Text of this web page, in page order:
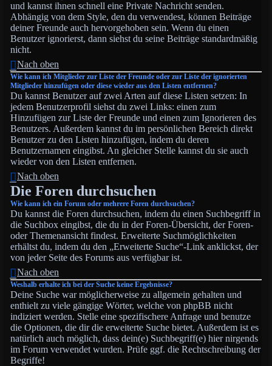
und kannst ihnen schnell eine Private Nachricht senden.
Abhängig von dem Style, den du verwendest, können Beiträge
deiner Freunde auch hervorgehoben sein. Wenn du einen
Benutzer ignorierst, dann siehst du seine Beiträge standardmäßig
nicht.
Nach oben
Wie kann ich Mitglieder zur Liste der Freunde oder zur Liste der ignorierten
Mitglieder hinzufügen oder diese wieder aus den Listen entfernen?
Du kannst Benutzer auf zwei Arten auf diese Listen setzen: In
jedem Benutzerprofil siehst du zwei Links: einen zum
Hinzufügen zur Liste der Freunde und einen zum Ignorieren des
Benutzers. Außerdem kannst du im persönlichen Bereich direkt
Benutzer zu den Listen hinzufügen, indem du deren
Benutzernamen eingibst. An gleicher Stelle kannst du sie auch
wieder von den Listen entfernen.
Nach oben
Die Foren durchsuchen
Wie kann ich ein Forum oder mehrere Foren durchsuchen?
Du kannst die Foren durchsuchen, indem du einen Suchbegriff in
die Suchbox eingibst, die du in der Foren-Übersicht, der Foren-
oder Themenansicht findest. Erweiterte Suchmöglichkeiten
erhältst du, indem du den „Erweiterte Suche“-Link anklickst, der
von jeder Seite des Forums aus verfügbar ist.
Nach oben
Weshalb erhalte ich bei der Suche keine Ergebnisse?
Deine Suche war möglicherweise zu allgemein gehalten und
enthielt zu viele gängige Wörter, welche von phpBB nicht
indiziert werden. Stelle eine spezifischere Anfrage und benutze
die Optionen, die dir die erweiterte Suche bietet. Außerdem ist es
natürlich auch möglich, dass dein(e) Suchbegriff(e) hier nirgends
im Forum verwendet wurden. Prüfe ggf. die Rechtschreibung der
Begriffe!